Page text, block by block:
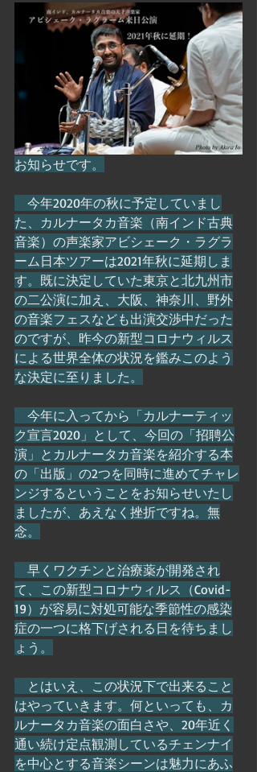
お知らせです。
今年2020年の秋に予定していまし
た、カルナータカ音楽（南インド古典
音楽）の声楽家アビシェーク・ラグラ
ーム日本ツアーは2021年秋に延期しま
す。既に決定していた東京と北九州市
の二公演に加え、大阪、神奈川、野外
の音楽フェスなども出演交渉中だった
のですが、昨今の新型コロナウィルス
による世界全体の状況を鑑みこのよう
な決定に至りました。
今年に入ってから「カルナーティッ
ク宣言2020」として、今回の「招聘公
演」とカルナータカ音楽を紹介する本
の「出版」の2つを同時に進めてチャレ
ンジするということをお知らせいたし
ましたが、あえなく挫折ですね。無
念。
早くワクチンと治療薬が開発され
て、この新型コロナウィルス（Covid-
19）が容易に対処可能な季節性の感染
症の一つに格下げされる日を待ちまし
ょう。
とはいえ、この状況下で出来ること
はやっていきます。何といっても、カ
ルナータカ音楽の面白さや、20年近く
通い続け定点観測しているチェンナイ
を中心とする音楽シーンは魅力にあふ